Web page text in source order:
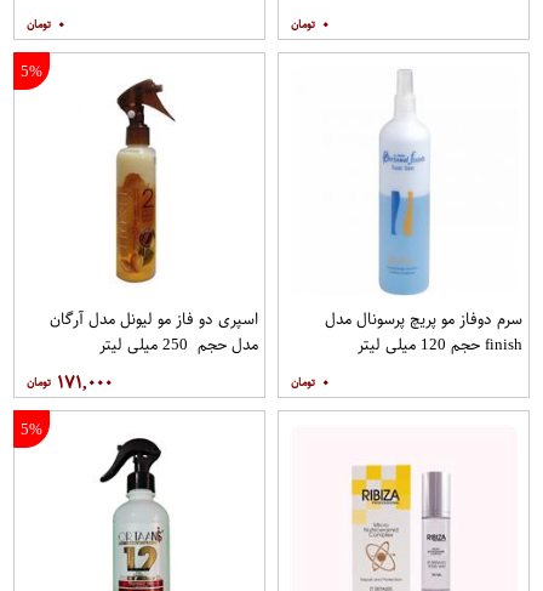
۰ ۰
سرم دوفاز مو پریچ پرسونال مدل
finish حجم 120 میلی لیتر
۰
5%
اسپری دو فاز مو لیونل مدل آرگان
مدل حجم 250 میلی لیتر
۱۷۱,۰۰۰
5%